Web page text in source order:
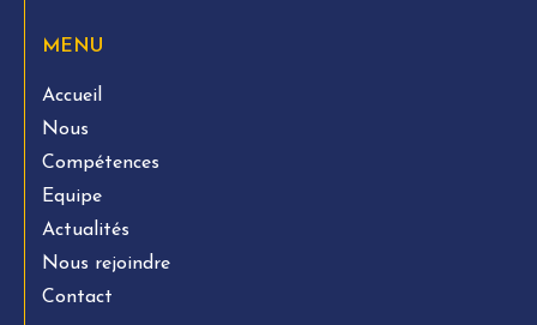
MENU
Accueil
Nous
Compétences
Equipe
Actualités
Nous rejoindre
Contact